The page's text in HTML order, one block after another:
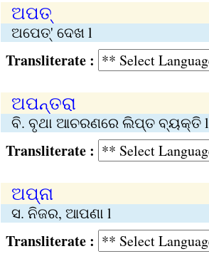
ଅପତ୍‌
ଅପେତ୍‌' ଦେଖ l
Transliterate :
ଅପନ୍‌ତରା
ବି. ବୃଥା ଆଚରଣରେ ଲିପ୍ତ ବ୍ୟକ୍ତି l
Transliterate :
ଅପ୍‌ନା
ସ. ନିଜର, ଆପଣା l
Transliterate :